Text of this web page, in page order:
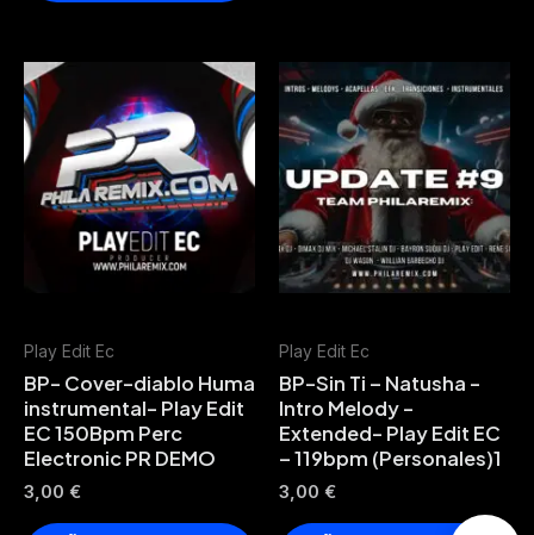
Play Edit Ec
BP- Cover-diablo Huma
instrumental- Play Edit
EC 150Bpm Perc
Electronic PR DEMO
3,00 €
Play Edit Ec
BP-Sin Ti – Natusha -
Intro Melody -
Extended- Play Edit EC
– 119bpm (Personales)1
3,00 €